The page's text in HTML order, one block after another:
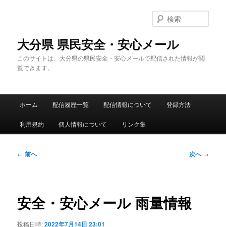
大分県 県民安全・安心メール
このサイトは、大分県の県民安全・安心メールで配信された情報が閲
覧できます。
索
メ
ホーム 配信履歴一覧 配信情報について 登録方法
利用規約 個人情報について リンク集
投
ゲ
ー
← 前へ 次へ→
安全・安心メール 雨量情報
投稿日時:2022年7月14日 23:01